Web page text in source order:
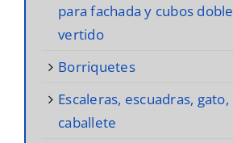
para fachada y cubos doble
vertido
borriquetes
escaleras, escuadras, gato,
caballete